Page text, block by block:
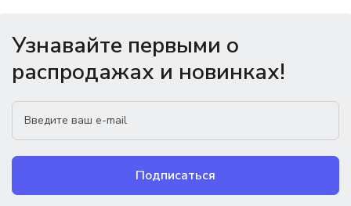
Узнавайте первыми о
распродажах и новинках!
Подписаться